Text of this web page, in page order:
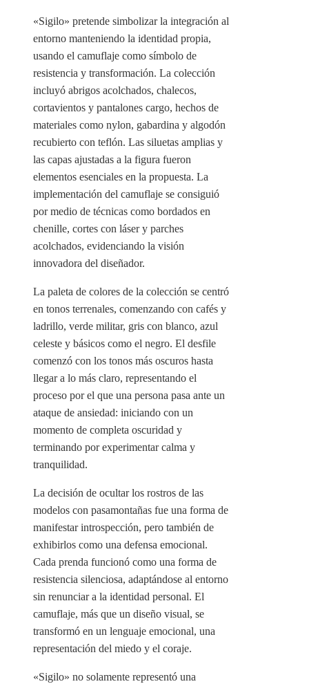
«Sigilo» pretende simbolizar la integración al
entorno manteniendo la identidad propia,
usando el camuflaje como símbolo de
resistencia y transformación. La colección
incluyó abrigos acolchados, chalecos,
cortavientos y pantalones cargo, hechos de
materiales como nylon, gabardina y algodón
recubierto con teflón. Las siluetas amplias y
las capas ajustadas a la figura fueron
elementos esenciales en la propuesta. La
implementación del camuflaje se consiguió
por medio de técnicas como bordados en
chenille, cortes con láser y parches
acolchados, evidenciando la visión
innovadora del diseñador.
La paleta de colores de la colección se centró
en tonos terrenales, comenzando con cafés y
ladrillo, verde militar, gris con blanco, azul
celeste y básicos como el negro. El desfile
comenzó con los tonos más oscuros hasta
llegar a lo más claro, representando el
proceso por el que una persona pasa ante un
ataque de ansiedad: iniciando con un
momento de completa oscuridad y
terminando por experimentar calma y
tranquilidad.
La decisión de ocultar los rostros de las
modelos con pasamontañas fue una forma de
manifestar introspección, pero también de
exhibirlos como una defensa emocional.
Cada prenda funcionó como una forma de
resistencia silenciosa, adaptándose al entorno
sin renunciar a la identidad personal. El
camuflaje, más que un diseño visual, se
transformó en un lenguaje emocional, una
representación del miedo y el coraje.
«Sigilo» no solamente representó una